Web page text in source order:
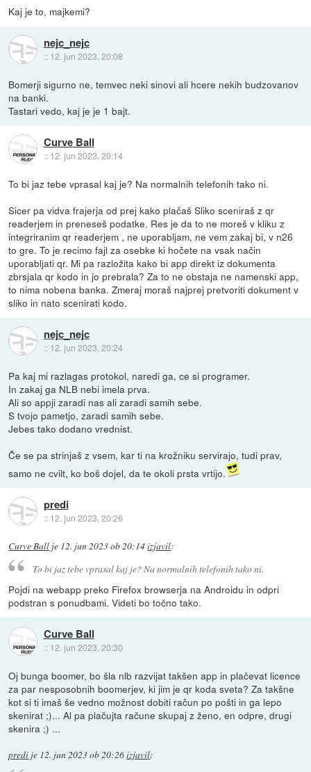
Kaj je to, majkemi?
nejc_nejc
:: 12. jun 2023, 20:08
Bomerji sigurno ne, temvec neki sinovi ali hcere nekih budzovanov
na banki.
Tastari vedo, kaj je je 1 bajt.
Curve Ball
:: 12. jun 2023, 20:14
To bi jaz tebe vprasal kaj je? Na normalnih telefonih tako ni.
Sicer pa vidva frajerja od prej kako plačaš Sliko sceniraš z qr
readerjem in preneseš podatke. Res je da to ne moreš v kliku z
integriranim qr readerjem , ne uporabljam, ne vem zakaj bi, v n26
to gre. To je recimo fajl za osebke ki hočete na vsak način
uporabljati qr. Mi pa razložita kako bi app direkt iz dokumenta
zbrsjala qr kodo in jo prebrala? Za to ne obstaja ne namenski app,
to nima nobena banka. Zmeraj moraš najprej pretvoriti dokument v
sliko in nato scenirati kodo.
nejc_nejc
:: 12. jun 2023, 20:24
Pa kaj mi razlagas protokol, naredi ga, ce si programer.
In zakaj ga NLB nebi imela prva.
Ali so appji zaradi nas ali zaradi samih sebe.
S tvojo pametjo, zaradi samih sebe.
Jebes tako dodano vrednist.
Če se pa strinjaš z vsem, kar ti na krožniku servirajo, tudi prav,
samo ne cvilt, ko boš dojel, da te okoli prsta vrtijo.
predi
:: 12. jun 2023, 20:26
Curve Ball je 12. jun 2023 ob 20:14izjavil:
To bi jaz tebe vprasal kaj je? Na normalnih telefonih tako ni.
Pojdi na webapp preko Firefox browserja na Androidu in odpri
podstran s ponudbami. Videti bo točno tako.
Curve Ball
:: 12. jun 2023, 20:30
Oj bunga boomer, bo šla nlb razvijat takšen app in plačevat licence
za par nesposobnih boomerjev, ki jim je qr koda sveta? Za takšne
kot si ti imaš še vedno možnost dobiti račun po pošti in ga lepo
skenirat ;)... Al pa plačujta račune skupaj z ženo, en odpre, drugi
skenira ;) ...
predi je 12. jun 2023 ob 20:26izjavil: